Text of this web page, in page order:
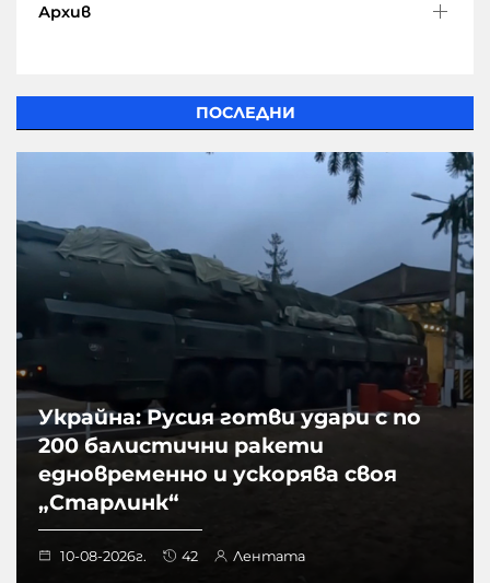
Архив
ПОСЛЕДНИ
Украйна: Русия готви удари с по
200 балистични ракети
едновременно и ускорява своя
„Старлинк“
10-08-2026г. 42 Лентата